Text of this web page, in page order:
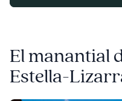
El manantial
Estella-